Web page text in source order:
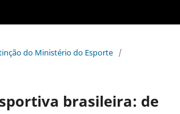
do Ministério do Esporte /
brasileira: de